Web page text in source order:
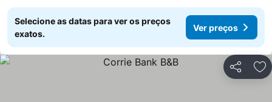
Selecione as datas para ver os preços
exatos.
Ver preços
Partilhar